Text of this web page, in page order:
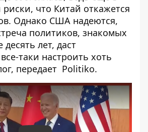
что Китай откажется
Однако США надеются,
политиков, знакомых
лет, даст
таки настроить хоть
передает Politiko.